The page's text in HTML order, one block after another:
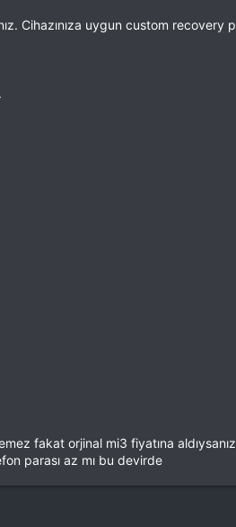
Cihazınıza uygun custom
fakat orjinal mi3 fiyatına
parası az mı bu devirde